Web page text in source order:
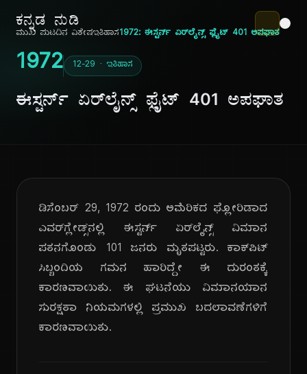
ಕನ್ನಡ ನುಡಿ
ಮುಖ ಪುಟದಿನ ವಿಶೇಷಇತಿಹಾಸ1972: ಈಸ್ಟರ್ನ್ ಏರ್‌ಲೈನ್ಸ್ ಫ್ಲೈಟ್ 401 ಅಪಘಾತ
1972 12-29 · ಇತಿಹಾಸ
ಈಸ್ಟರ್ನ್ ಏರ್‌ಲೈನ್ಸ್ ಫ್ಲೈಟ್ 401 ಅಪಘಾತ
ಡಿಸೆಂಬರ್ 29, 1972 ರಂದು ಅಮೆರಿಕದ ಫ್ಲೋರಿಡಾದ
ಎವರ್‌ಗ್ಲೇಡ್ಸ್‌ನಲ್ಲಿ ಈಸ್ಟರ್ನ್ ಏರ್‌ಲೈನ್ಸ್ ವಿಮಾನ
ಪತನಗೊಂಡು 101 ಜನರು ಮೃತಪಟ್ಟರು. ಕಾಕ್‌ಪಿಟ್
ಸಿಬ್ಬಂದಿಯ ಗಮನ ಹಾರಿದ್ದೇ ಈ ದುರಂತಕ್ಕೆ
ಕಾರಣವಾಯಿತು. ಈ ಘಟನೆಯು ವಿಮಾನಯಾನ
ಸುರಕ್ಷತಾ ನಿಯಮಗಳಲ್ಲಿ ಪ್ರಮುಖ ಬದಲಾವಣೆಗಳಿಗೆ
ಕಾರಣವಾಯಿತು.